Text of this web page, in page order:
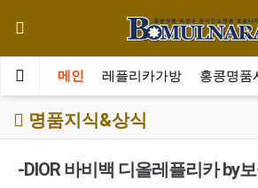
메인 레플리카가방 홍콩명품
명품지식&상식
-DIOR 바비백 디올레플리카 by